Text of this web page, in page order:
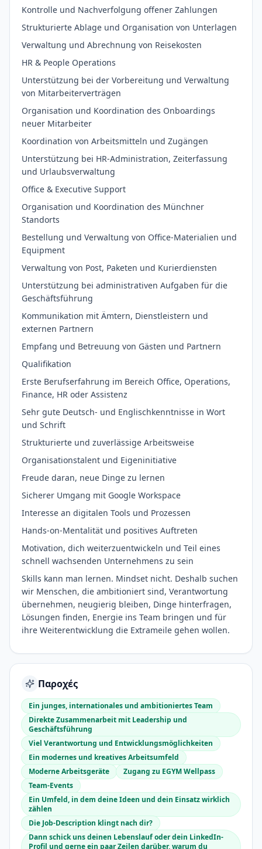
Kontrolle und Nachverfolgung offener Zahlungen
Strukturierte Ablage und Organisation von Unterlagen
Verwaltung und Abrechnung von Reisekosten
HR & People Operations
Unterstützung bei der Vorbereitung und Verwaltung
von Mitarbeiterverträgen
Organisation und Koordination des Onboardings
neuer Mitarbeiter
Koordination von Arbeitsmitteln und Zugängen
Unterstützung bei HR-Administration, Zeiterfassung
und Urlaubsverwaltung
Office & Executive Support
Organisation und Koordination des Münchner
Standorts
Bestellung und Verwaltung von Office-Materialien und
Equipment
Verwaltung von Post, Paketen und Kurierdiensten
Unterstützung bei administrativen Aufgaben für die
Geschäftsführung
Kommunikation mit Ämtern, Dienstleistern und
externen Partnern
Empfang und Betreuung von Gästen und Partnern
Qualifikation
Erste Berufserfahrung im Bereich Office, Operations,
Finance, HR oder Assistenz
Sehr gute Deutsch- und Englischkenntnisse in Wort
und Schrift
Strukturierte und zuverlässige Arbeitsweise
Organisationstalent und Eigeninitiative
Freude daran, neue Dinge zu lernen
Sicherer Umgang mit Google Workspace
Interesse an digitalen Tools und Prozessen
Hands-on-Mentalität und positives Auftreten
Motivation, dich weiterzuentwickeln und Teil eines
schnell wachsenden Unternehmens zu sein
Skills kann man lernen. Mindset nicht. Deshalb suchen
wir Menschen, die ambitioniert sind, Verantwortung
übernehmen, neugierig bleiben, Dinge hinterfragen,
Lösungen finden, Energie ins Team bringen und für
ihre Weiterentwicklung die Extrameile gehen wollen.
Παροχές
Ein junges, internationales und ambitioniertes Team
Direkte Zusammenarbeit mit Leadership und
Geschäftsführung
Viel Verantwortung und Entwicklungsmöglichkeiten
Ein modernes und kreatives Arbeitsumfeld
Moderne Arbeitsgeräte
Zugang zu EGYM Wellpass
Team-Events
Ein Umfeld, in dem deine Ideen und dein Einsatz wirklich
zählen
Die Job-Description klingt nach dir?
Dann schick uns deinen Lebenslauf oder dein LinkedIn-
Profil und gerne ein paar Zeilen darüber, warum du